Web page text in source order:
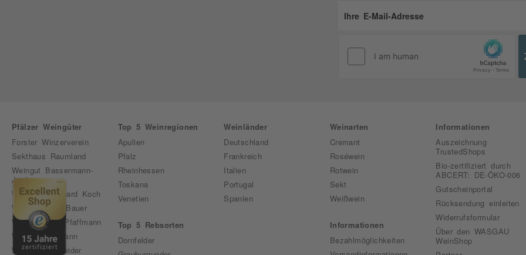
Pfälzer Weingüter
Forster Winzerverein
Sekthaus Raumland
Weingut Bassermann-
Jordan
Weingut Bernhard Koch
Weingut Emil Bauer
Weingut Karl Pfaffmann
Weingut Pfirmann
Weingut Schneider
Top 5 Weinregionen
Apulien
Pfalz
Rheinhessen
Toskana
Venetien
Top 5 Rebsorten
Dornfelder
Weinländer
Deutschland
Frankreich
Italien
Portugal
Spanien
Weinarten
Cremant
Roséwein
Rotwein
Sekt
Weißwein
Informationen
Bezahlmöglichkeiten
Informationen
Auszeichnung
TrustedShops
Bio-zertifiziert durch
ABCERT: DE-ÖKO-006
Gutscheinportal
Rücksendung einleiten
Widerrufsformular
Über den WASGAU
WeinShop